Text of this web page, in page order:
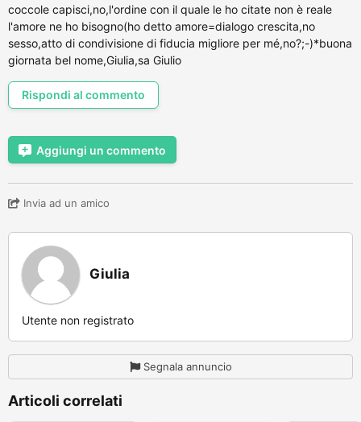
coccole capisci,no,l'ordine con il quale le ho citate non è reale
l'amore ne ho bisogno(ho detto amore=dialogo crescita,no
sesso,atto di condivisione di fiducia migliore per mé,no?;-)*buona
giornata bel nome,Giulia,sa Giulio
Rispondi al commento
Aggiungi un commento
Invia ad un amico
Giulia
Utente non registrato
Segnala annuncio
Articoli correlati